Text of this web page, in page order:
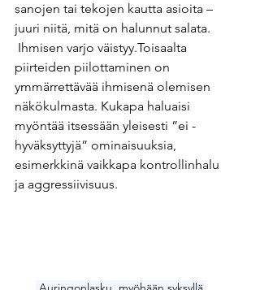
sanojen tai tekojen kautta asioita –
juuri niitä, mitä on halunnut salata.
Ihmisen varjo väistyy.Toisaalta
piirteiden piilottaminen on
ymmärrettävää ihmisenä olemisen
näkökulmasta. Kukapa haluaisi
myöntää itsessään yleisesti ”ei -
hyväksyttyjä” ominaisuuksia,
esimerkkinä vaikkapa kontrollinhalu
ja aggressiivisuus.